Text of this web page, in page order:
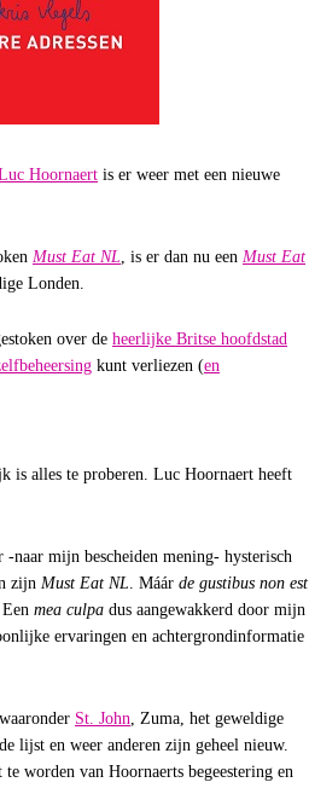
Hoornaert is er weer met een nieuwe
Must Eat NL, is er dan nu een Must Eat
Londen.
over de heerlijke Britse hoofdstad
kunt verliezen (en
is alles te proberen. Luc Hoornaert heeft
mijn bescheiden mening- hysterisch
zijn Must Eat NL. Máár de gustibus non est
mea culpa dus aangewakkerd door mijn
ervaringen en achtergrondinformatie
St. John, Zuma, het geweldige
lijst en weer anderen zijn geheel nieuw.
worden van Hoornaerts begeestering en